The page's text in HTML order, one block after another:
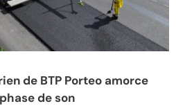
de BTP Porteo amorce
de son